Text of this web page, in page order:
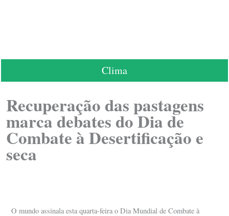
Clima
Recuperação das pastagens
marca debates do Dia de
Combate à Desertificação e
seca
O mundo assinala esta quarta-feira o Dia Mundial de Combate à